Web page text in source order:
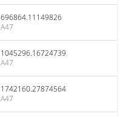
696864.11149826
A47
1045296.16724739
A47
1742160.27874564
A47